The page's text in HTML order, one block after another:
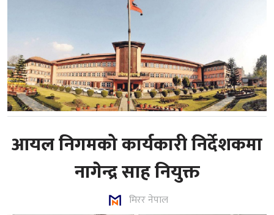
आयल निगमको कार्यकारी निर्देशकमा
नागेन्द्र साह नियुक्त
मिरर नेपाल